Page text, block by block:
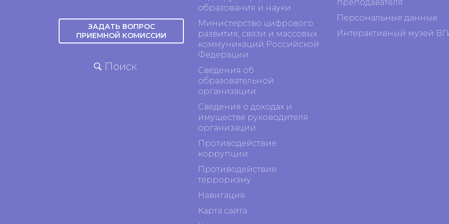
ЗАДАТЬ ВОПРОС
ПРИЕМНОЙ КОМИССИИ
Поиск
образования и науки
Министерство цифрового
развития, связи и массовых
коммуникаций Российской
Федерации
Сведения об
образовательной
организации
Сведения о доходах и
имуществе руководителя
организации
Противодействие
коррупции
Противодействие
терроризму
Навигация
Карта сайта
преподавателя
Персональные данные
Интерактивный музей